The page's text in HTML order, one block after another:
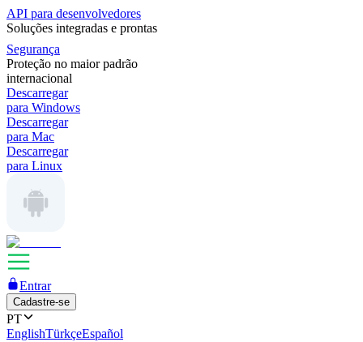
API para desenvolvedores
Soluções integradas e prontas
Segurança
Proteção no maior padrão
internacional
Descarregar
para Windows
Descarregar
para Mac
Descarregar
para Linux
Entrar
Cadastre-se
PT
EnglishTürkçeEspañol